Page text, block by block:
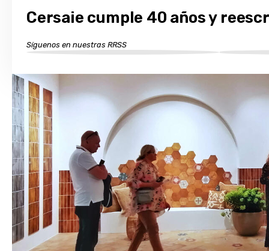
Cersaie cumple 40 años y
Síguenos en nuestras RRSS